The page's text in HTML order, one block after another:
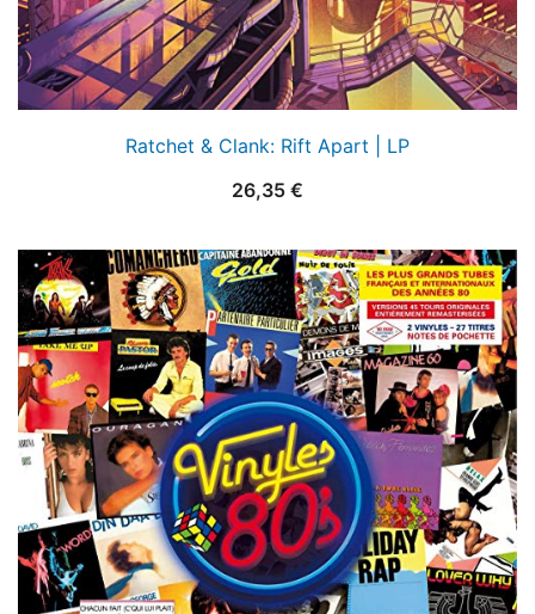
Ratchet & Clank: Rift Apart | LP
26,35 €